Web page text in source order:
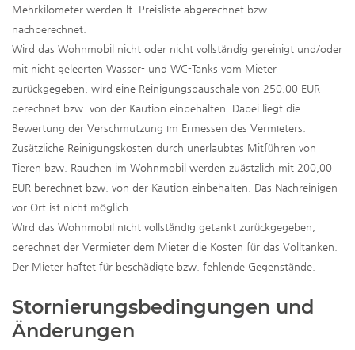
Mehrkilometer werden lt. Preisliste abgerechnet bzw.
nachberechnet.
Wird das Wohnmobil nicht oder nicht vollständig gereinigt und/oder
mit nicht geleerten Wasser- und WC-Tanks vom Mieter
zurückgegeben, wird eine Reinigungspauschale von 250,00 EUR
berechnet bzw. von der Kaution einbehalten. Dabei liegt die
Bewertung der Verschmutzung im Ermessen des Vermieters.
Zusätzliche Reinigungskosten durch unerlaubtes Mitführen von
Tieren bzw. Rauchen im Wohnmobil werden zuästzlich mit 200,00
EUR berechnet bzw. von der Kaution einbehalten. Das Nachreinigen
vor Ort ist nicht möglich.
Wird das Wohnmobil nicht vollständig getankt zurückgegeben,
berechnet der Vermieter dem Mieter die Kosten für das Volltanken.
Der Mieter haftet für beschädigte bzw. fehlende Gegenstände.
Stornierungsbedingungen und
Änderungen